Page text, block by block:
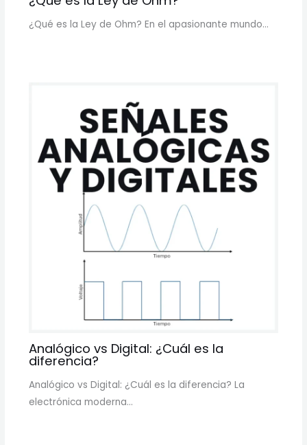
¿Qué es la Ley de Ohm? En el apasionante mundo…
Analógico vs Digital: ¿Cuál es la
diferencia?
Analógico vs Digital: ¿Cuál es la diferencia? La
electrónica moderna…